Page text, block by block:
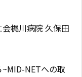
梶川病院 久保田
NETへの取